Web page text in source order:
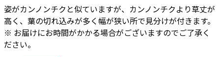
姿がカンノンチクと似ていますが、カンノンチクより草丈が
高く、葉の切れ込みが多く幅が狭い所で見分けが付きます。
※ お届けにお時間がかかる場合がございますのでご了承く
ださい。